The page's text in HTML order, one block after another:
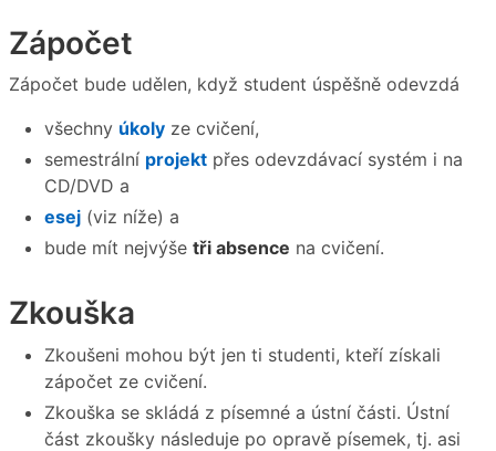
Zápočet
Zápočet bude udělen, když student úspěšně odevzdá
všechny úkoly ze cvičení,
semestrální projekt přes odevzdávací systém i na
CD/DVD a
esej (viz níže) a
bude mít nejvýše tři absence na cvičení.
Zkouška
Zkoušeni mohou být jen ti studenti, kteří získali
zápočet ze cvičení.
Zkouška se skládá z písemné a ústní části. Ústní
část zkoušky následuje po opravě písemek, tj. asi